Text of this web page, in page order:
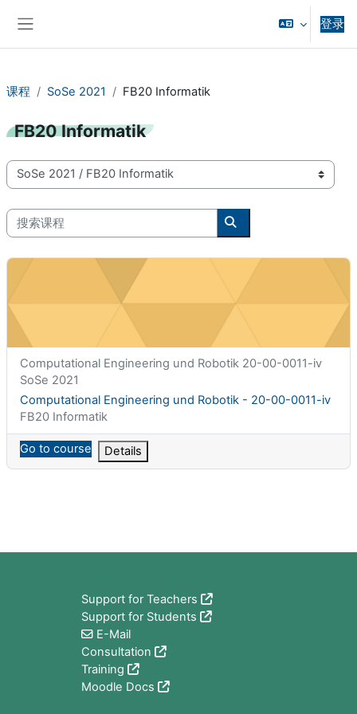
登录
课程 SoSe 2021 FB20 Informatik
FB20 Informatik
课程类别
搜索课程
搜索课程
Computational Engineering und Robotik - 20-00-0011-iv
课程简称
Computational Engineering und Robotik 20-00-0011-iv
SoSe 2021
课程名称
Computational Engineering und Robotik - 20-00-0011-iv
课程类别
FB20 Informatik
Go to course Details
Support for Teachers
Support for Students
E-Mail
Consultation
Training
Moodle Docs